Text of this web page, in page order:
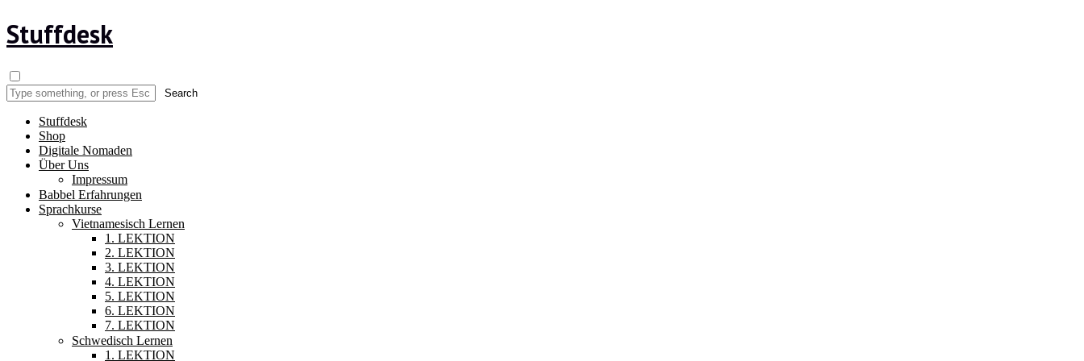
Stuffdesk
Stuffdesk
Shop
Digitale Nomaden
Über Uns
Impressum
Babbel Erfahrungen
Sprachkurse
Vietnamesisch Lernen
1. LEKTION
2. LEKTION
3. LEKTION
4. LEKTION
5. LEKTION
6. LEKTION
7. LEKTION
Schwedisch Lernen
1. LEKTION